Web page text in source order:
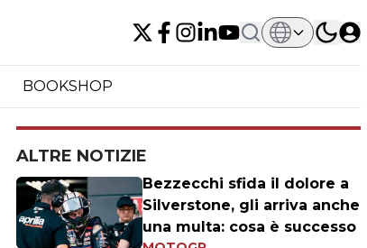
BOOKSHOP
ALTRE NOTIZIE
Bezzecchi sfida il dolore a
Silverstone, gli arriva anche
una multa: cosa è successo